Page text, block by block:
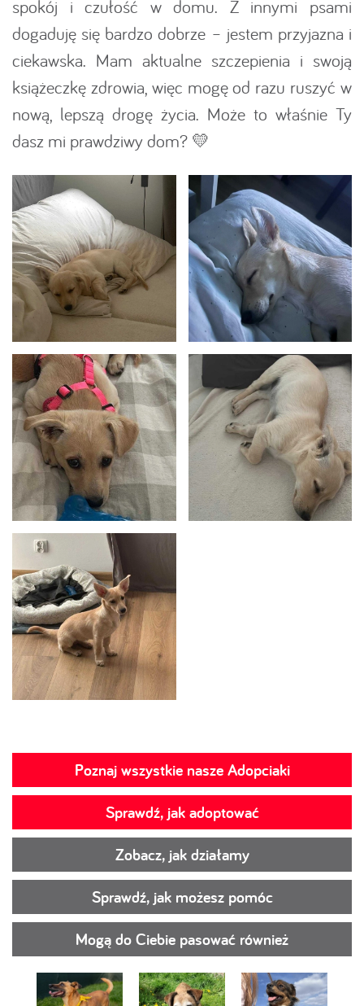
spokój i czułość w domu. Z innymi psami
dogaduję się bardzo dobrze – jestem przyjazna i
ciekawska. Mam aktualne szczepienia i swoją
książeczkę zdrowia, więc mogę od razu ruszyć w
nową, lepszą drogę życia. Może to właśnie Ty
dasz mi prawdziwy dom? 💛
Poznaj wszystkie nasze Adopciaki
Sprawdź, jak adoptować
Zobacz, jak działamy
Sprawdź, jak możesz pomóc
Mogą do Ciebie pasować również